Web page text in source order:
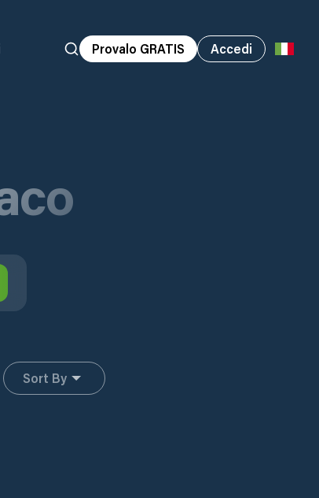
Provalo GRATIS Accedi
Sort By